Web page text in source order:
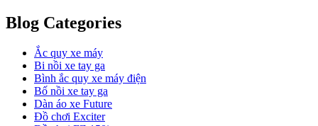
Blog Categories
Ắc quy xe máy
Bi nồi xe tay ga
Bình ắc quy xe máy điện
Bố nồi xe tay ga
Dàn áo xe Future
Đồ chơi Exciter